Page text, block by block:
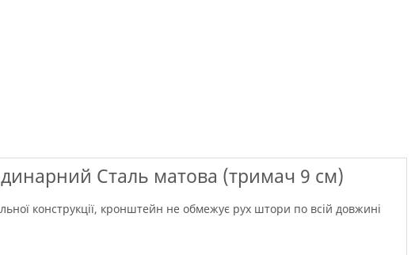
Сталь матова (тримач 9 см)
конструкції, кронштейн не обмежує рух штори по всій довжині